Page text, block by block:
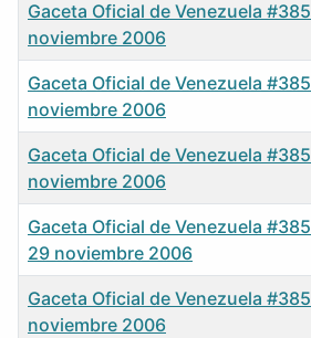
Gaceta Oficial de Venezuela
noviembre 2006
Gaceta Oficial de Venezuela
noviembre 2006
Gaceta Oficial de Venezuela
noviembre 2006
Gaceta Oficial de Venezuela
29 noviembre 2006
Gaceta Oficial de Venezuela
noviembre 2006